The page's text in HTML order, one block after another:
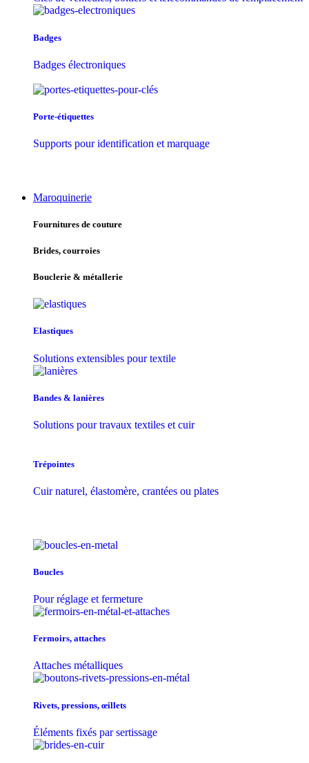
Badges
Badges électroniques
Porte-étiquettes
Supports pour identification et marquage
Maroquinerie
Fournitures de couture
Brides, courroies
Bouclerie & métallerie
Elastiques
Solutions extensibles pour textile
Bandes & lanières
Solutions pour travaux textiles et cuir
Trépointes
Cuir naturel, élastomère, crantées ou plates
Boucles
Pour réglage et fermeture
Fermoirs, attaches
Attaches métalliques
Rivets, pressions, œillets
Éléments fixés par sertissage